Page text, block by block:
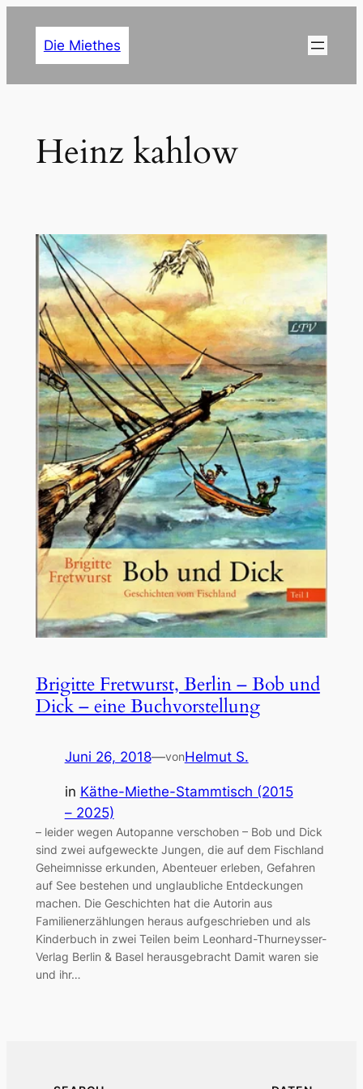
Die Miethes
Heinz kahlow
Brigitte Fretwurst, Berlin – Bob und
Dick – eine Buchvorstellung
Juni 26, 2018—vonHelmut S.
in Käthe-Miethe-Stammtisch (2015
– 2025)
– leider wegen Autopanne verschoben – Bob und Dick
sind zwei aufgeweckte Jungen, die auf dem Fischland
Geheimnisse erkunden, Abenteuer erleben, Gefahren
auf See bestehen und unglaubliche Entdeckungen
machen. Die Geschichten hat die Autorin aus
Familienerzählungen heraus aufgeschrieben und als
Kinderbuch in zwei Teilen beim Leonhard-Thurneysser-
Verlag Berlin & Basel herausgebracht Damit waren sie
und ihr…